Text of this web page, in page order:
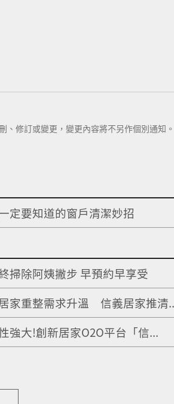
、修訂或變更，變更內容將不另作個別通知。
定要知道的窗戶清潔妙招
掃除阿姨撇步 早預約早享受
家重整需求升溫 信義居家推清
強大!創新居家O2O平台「信...